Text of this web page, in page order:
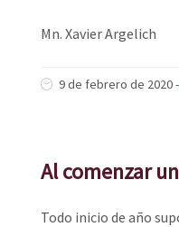
Mn. Xavier Argelich
9 de febrero de 2020-
Al comenzar
Todo inicio de año